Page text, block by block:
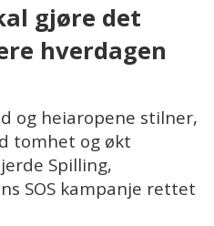
gjøre det
hverdagen
og heiaropene stilner,
tomhet og økt
Spilling,
SOS kampanje rettet